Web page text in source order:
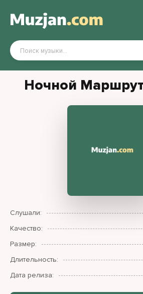
Ночной
Слушали:
Качество:
Размер:
Длительность:
Дата релиза: